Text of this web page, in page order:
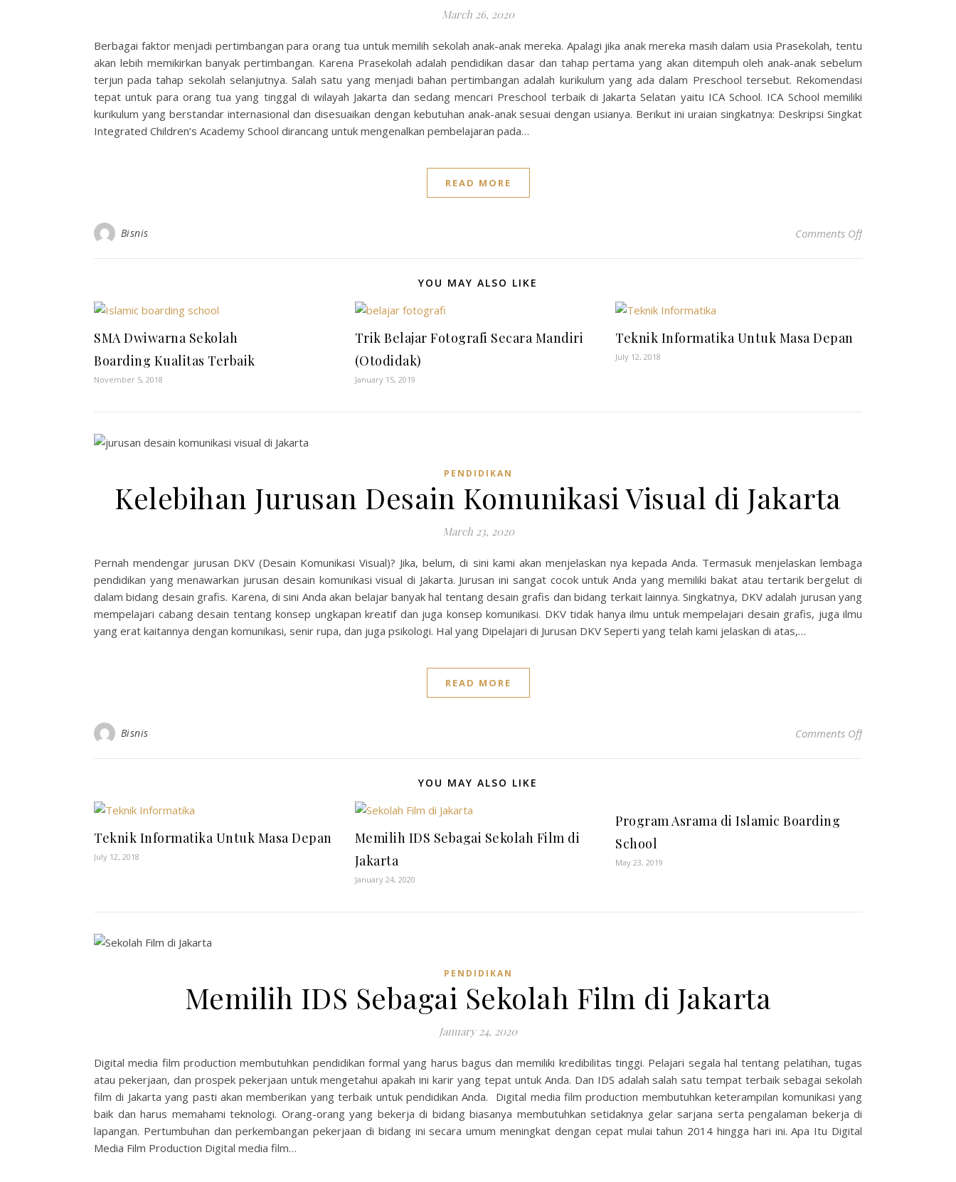
March 26, 2020
Berbagai faktor menjadi pertimbangan para orang tua untuk memilih sekolah anak-anak mereka. Apalagi jika anak mereka masih dalam usia Prasekolah, tentu
akan lebih memikirkan banyak pertimbangan. Karena Prasekolah adalah pendidikan dasar dan tahap pertama yang akan ditempuh oleh anak-anak sebelum
terjun pada tahap sekolah selanjutnya. Salah satu yang menjadi bahan pertimbangan adalah kurikulum yang ada dalam Preschool tersebut. Rekomendasi
tepat untuk para orang tua yang tinggal di wilayah Jakarta dan sedang mencari Preschool terbaik di Jakarta Selatan yaitu ICA School. ICA School memiliki
kurikulum yang berstandar internasional dan disesuaikan dengan kebutuhan anak-anak sesuai dengan usianya. Berikut ini uraian singkatnya: Deskripsi Singkat
Integrated Children’s Academy School dirancang untuk mengenalkan pembelajaran pada…
READ MORE
Bisnis Comments Offon Kurikulum Pada
YOU MAY ALSO LIKE
SMA Dwiwarna Sekolah
Boarding Kualitas Terbaik
November 5, 2018
Trik Belajar Fotografi Secara Mandiri
(Otodidak)
January 15, 2019
Teknik Informatika Untuk Masa Depan
July 12, 2018
PENDIDIKAN
Kelebihan Jurusan Desain Komunikasi Visual di Jakarta
March 23, 2020
Pernah mendengar jurusan DKV (Desain Komunikasi Visual)? Jika, belum, di sini kami akan menjelaskan nya kepada Anda. Termasuk menjelaskan lembaga
pendidikan yang menawarkan jurusan desain komunikasi visual di Jakarta. Jurusan ini sangat cocok untuk Anda yang memiliki bakat atau tertarik bergelut di
dalam bidang desain grafis. Karena, di sini Anda akan belajar banyak hal tentang desain grafis dan bidang terkait lainnya. Singkatnya, DKV adalah jurusan yang
mempelajari cabang desain tentang konsep ungkapan kreatif dan juga konsep komunikasi. DKV tidak hanya ilmu untuk mempelajari desain grafis, juga ilmu
yang erat kaitannya dengan komunikasi, senir rupa, dan juga psikologi. Hal yang Dipelajari di Jurusan DKV Seperti yang telah kami jelaskan di atas,…
READ MORE
Bisnis Comments Offon Kelebihan
YOU MAY ALSO LIKE
Teknik Informatika Untuk Masa Depan
July 12, 2018
Memilih IDS Sebagai Sekolah Film di
Jakarta
January 24, 2020
Program Asrama di Islamic Boarding
School
May 23, 2019
PENDIDIKAN
Memilih IDS Sebagai Sekolah Film di Jakarta
January 24, 2020
Digital media film production membutuhkan pendidikan formal yang harus bagus dan memiliki kredibilitas tinggi. Pelajari segala hal tentang pelatihan, tugas
atau pekerjaan, dan prospek pekerjaan untuk mengetahui apakah ini karir yang tepat untuk Anda. Dan IDS adalah salah satu tempat terbaik sebagai sekolah
film di Jakarta yang pasti akan memberikan yang terbaik untuk pendidikan Anda. Digital media film production membutuhkan keterampilan komunikasi yang
baik dan harus memahami teknologi. Orang-orang yang bekerja di bidang biasanya membutuhkan setidaknya gelar sarjana serta pengalaman bekerja di
lapangan. Pertumbuhan dan perkembangan pekerjaan di bidang ini secara umum meningkat dengan cepat mulai tahun 2014 hingga hari ini. Apa Itu Digital
Media Film Production Digital media film…